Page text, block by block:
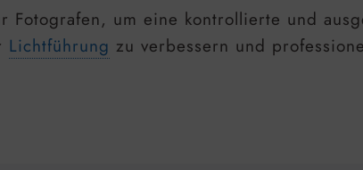
um eine kontrollierte und
Lichtführung zu verbessern und